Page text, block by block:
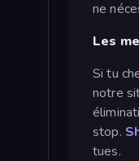
ne
Les
Si tu
notre
stop.
tues.